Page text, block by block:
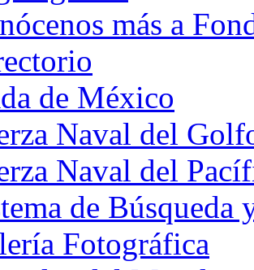
más a
de México
Naval del
Naval del
de Búsqueda
Fotográfica